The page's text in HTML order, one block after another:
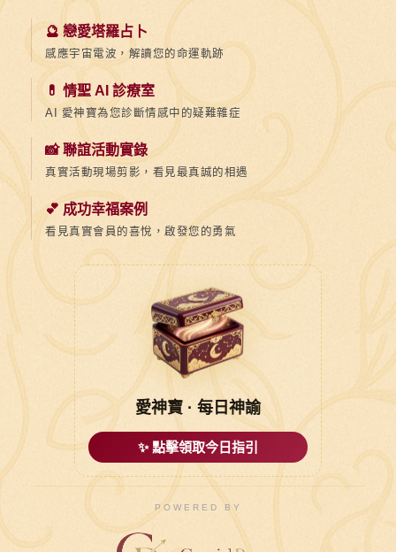
🔮 戀愛塔羅占卜
感應宇宙電波，解讀您的命運軌跡
💊 情聖 AI 診療室
AI 愛神寶為您診斷情感中的疑難雜症
📸 聯誼活動實錄
真實活動現場剪影，看見最真誠的相遇
💕 成功幸福案例
看見真實會員的喜悅，啟發您的勇氣
愛神寶 · 每日神諭
✨ 點擊領取今日指引
POWERED BY